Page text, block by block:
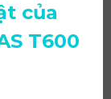
của
T600